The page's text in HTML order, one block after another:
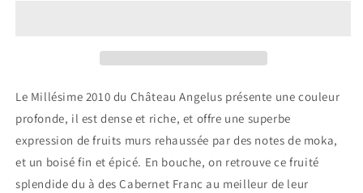
Ltr
Ltr
Le Millésime 2010 du Château Angelus présente une couleur
profonde, il est dense et riche, et offre une superbe
expression de fruits murs rehaussée par des notes de moka,
et un boisé fin et épicé. En bouche, on retrouve ce fruité
splendide du à des Cabernet Franc au meilleur de leur